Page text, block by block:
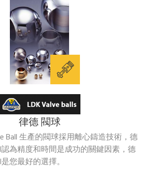
律德 閥球
Ball 生產的閥球採用離心鑄造技術，德
認為精度和時間是成功的關鍵因素，德
您最好的選擇。